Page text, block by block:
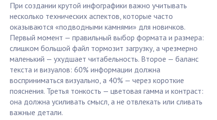
При создании крутой инфографики важно учитывать
несколько технических аспектов, которые часто
оказываются «подводными камнями» для новичков.
Первый момент — правильный выбор формата и размера:
слишком большой файл тормозит загрузку, а чрезмерно
маленький — ухудшает читабельность. Второе — баланс
текста и визуалов: 60% информации должна
восприниматься визуально, а 40% — через короткие
пояснения. Третья тонкость — цветовая гамма и контраст:
она должна усиливать смысл, а не отвлекать или сливать
важные детали.